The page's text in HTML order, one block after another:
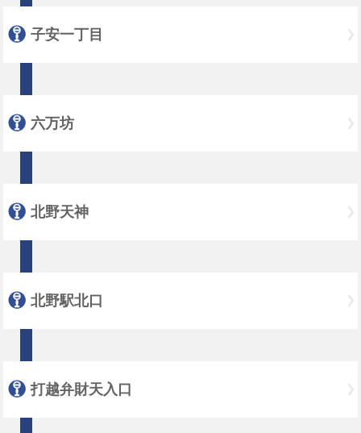
子安一丁目
六万坊
北野天神
北野駅北口
打越弁財天入口